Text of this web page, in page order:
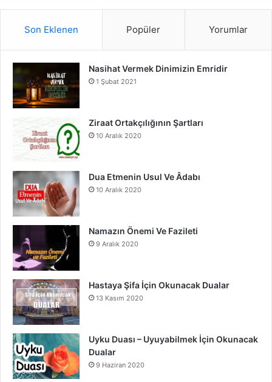
Son Eklenen Popüler Yorumlar
Nasihat Vermek Dinimizin Emridir
1 Şubat 2021
Ziraat Ortakçılığının Şartları
10 Aralık 2020
Dua Etmenin Usul Ve Âdabı
10 Aralık 2020
Namazın Önemi Ve Fazileti
9 Aralık 2020
Hastaya Şifa İçin Okunacak Dualar
13 Kasım 2020
Uyku Duası – Uyuyabilmek İçin Okunacak
Dualar
9 Haziran 2020